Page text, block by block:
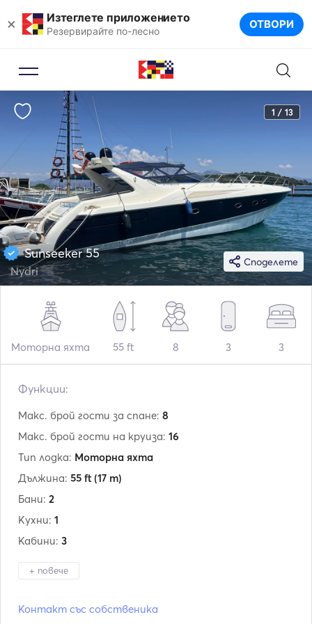
× Изтеглете приложението
Резервирайте по-лесно ОТВОРИ
1 / 13
Споделете
Sunseeker 55
Nydri
Моторна яхта 55 ft 8 3 3
Функции:
Макс. брой гости за спане: 8
Макс. брой гости на круиза: 16
Тип лодка: Моторна яхта
Дължина: 55 ft (17 m)
Бани: 2
Кухни: 1
Кабини: 3
+ повече
Контакт със собственика